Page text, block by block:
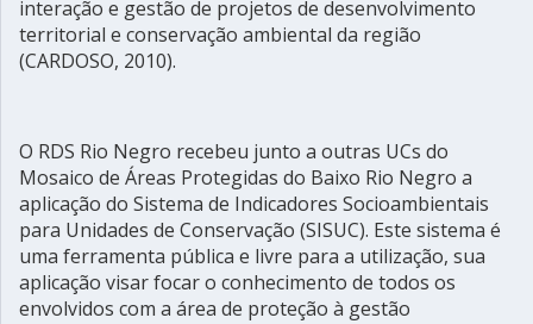
interação e gestão de projetos de desenvolvimento
territorial e conservação ambiental da região
(CARDOSO, 2010).
O RDS Rio Negro recebeu junto a outras UCs do
Mosaico de Áreas Protegidas do Baixo Rio Negro a
aplicação do Sistema de Indicadores Socioambientais
para Unidades de Conservação (SISUC). Este sistema é
uma ferramenta pública e livre para a utilização, sua
aplicação visar focar o conhecimento de todos os
envolvidos com a área de proteção à gestão